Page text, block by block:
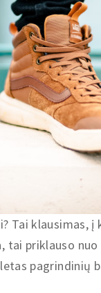
Tai klausimas, į
tai priklauso
pagrindinių